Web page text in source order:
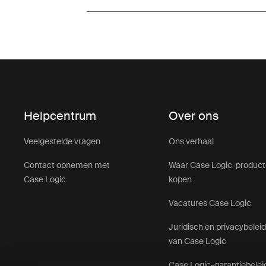
Helpcentrum
Veelgestelde vragen
Contact opnemen met
Case Logic
Over ons
Ons verhaal
Waar Case Logic-
kopen
Vacatures Case Logic
Juridisch en privacybeleid
van Case Logic